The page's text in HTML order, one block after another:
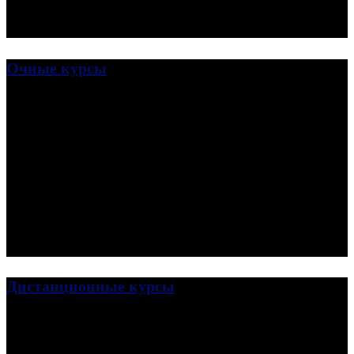
Очные курсы
Дистанционные курсы